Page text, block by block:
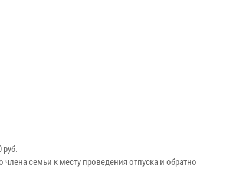
семьи к месту проведения отпуска и обратно